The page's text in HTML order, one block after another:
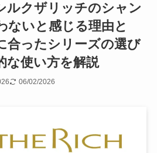
ルクザリッチのシャン
ないと感じる理由と
合ったシリーズの選び
な使い方を解説
06/02/2026